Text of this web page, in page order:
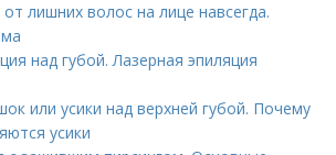
лишних волос на лице навсегда.
над губой. Лазерная эпиляция
или усики над верхней губой. Почему
усики